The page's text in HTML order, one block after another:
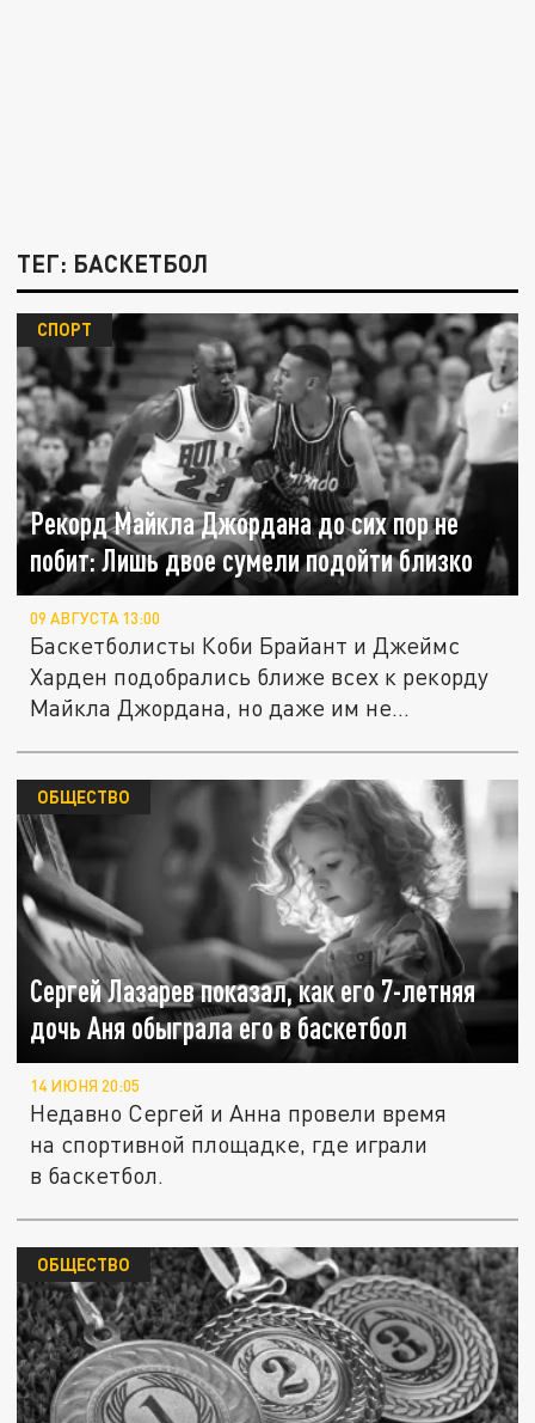
ТЕГ: БАСКЕТБОЛ
Рекорд Майкла Джордана до сих пор не
побит: Лишь двое сумели подойти близко
СПОРТ
09 АВГУСТА 13:00
Баскетболисты Коби Брайант и Джеймс
Харден подобрались ближе всех к рекорду
Майкла Джордана, но даже им не...
Сергей Лазарев показал, как его 7-летняя
дочь Аня обыграла его в баскетбол
ОБЩЕСТВО
14 ИЮНЯ 20:05
Недавно Сергей и Анна провели время
на спортивной площадке, где играли
в баскетбол.
ОБЩЕСТВО